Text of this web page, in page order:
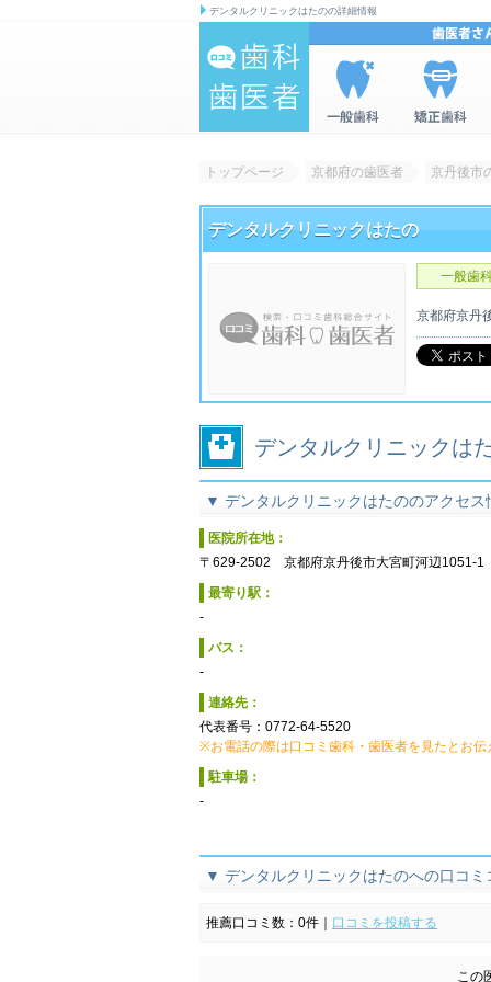
デンタルクリニックはたのの詳細情報
情報検索サイ
科・歯医者
検索
検索
トップページ 京都府の歯医者 京丹後市
デンタルクリニックはたの
一般歯
京都府京丹
デンタルクリニックは
▼ デンタルクリニックはたののアクセス
医院所在地：
〒629-2502
京都府京丹後市大宮町河辺1051-1
最寄り駅：
-
バス：
-
連絡先：
代表番号： 0772-64-5520
※お電話の際は口コミ歯科・歯医者を見たとお伝
駐車場：
-
▼ デンタルクリニックはたのへの口コミ
推薦口コミ数： 0件 口コミを投稿する
この